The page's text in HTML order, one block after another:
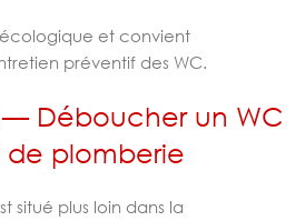
et convient
préventif des WC.
Déboucher un WC
plomberie
situé plus loin dans la